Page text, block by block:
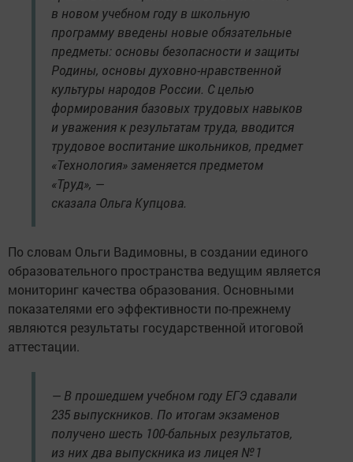
в новом учебном году в школьную
программу введены новые обязательные
предметы: основы безопасности и защиты
Родины, основы духовно-нравственной
культуры народов России. С целью
формирования базовых трудовых навыков
и уважения к результатам труда, вводится
трудовое воспитание школьников, предмет
«Технология» заменяет­ся предметом
«Труд», —
сказала Ольга Купцова.
По словам Ольги Вадимовны, в создании единого
образовательного пространства ведущим является
мониторинг качества образования. Основными
показателями его эффективности по-прежнему
являются результаты государственной итоговой
аттестации.
— В прошедшем учебном году ЕГЭ сдавали
235 выпускников. По итогам экзаменов
получено шесть 100-бальных результатов,
из них два выпускника из лицея № 1